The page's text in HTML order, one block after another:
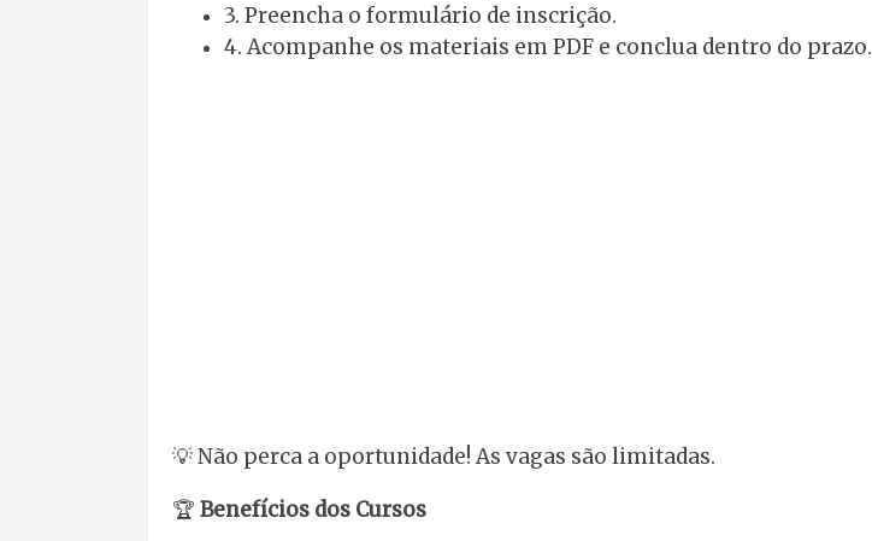
3. Preencha o formulário de inscrição.
4. Acompanhe os materiais em PDF e conclua dentro do prazo.
💡 Não perca a oportunidade! As vagas são limitadas.
🏆 Benefícios dos Cursos